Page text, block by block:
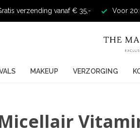
verzending vanaf € 35,- Voor
MAKEUP VERZORGING